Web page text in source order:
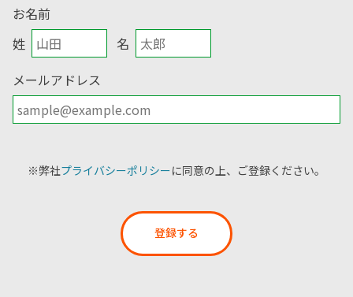
お名前
姓
名
メールアドレス
※弊社プライバシーポリシーに同意の上、ご登録ください。
登録する